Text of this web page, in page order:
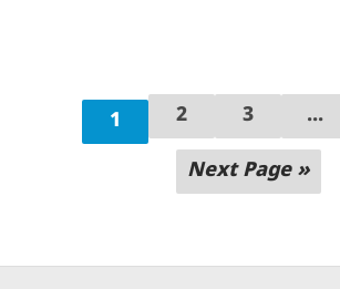
1 2 3 ...
Next Page »